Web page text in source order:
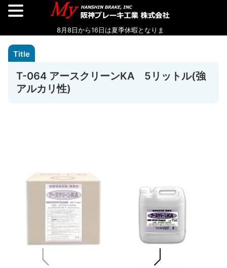
T-064 アースクリーンKA 5リットル(強
アルカリ性)